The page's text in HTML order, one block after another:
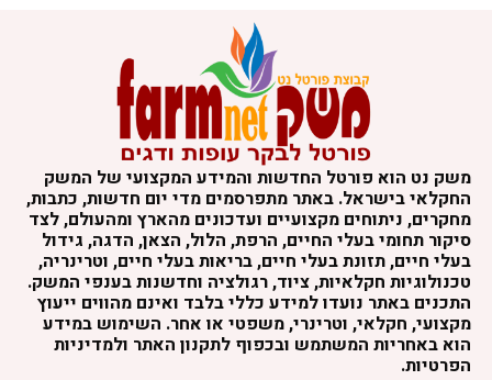
משק נט הוא פורטל החדשות והמידע המקצועי של המשק
החקלאי בישראל. באתר מתפרסמים מדי יום חדשות, כתבות,
מחקרים, ניתוחים מקצועיים ועדכונים מהארץ ומהעולם, לצד
סיקור תחומי בעלי החיים, הרפת, הלול, הצאן, הדגה, גידול
בעלי חיים, תזונת בעלי חיים, בריאות בעלי חיים, וטרינריה,
טכנולוגיות חקלאיות, ציוד, רגולציה וחדשנות בענפי המשק.
התכנים באתר נועדו למידע כללי בלבד ואינם מהווים ייעוץ
מקצועי, חקלאי, וטרינרי, משפטי או אחר. השימוש במידע
הוא באחריות המשתמש ובכפוף לתקנון האתר ולמדיניות
הפרטיות.